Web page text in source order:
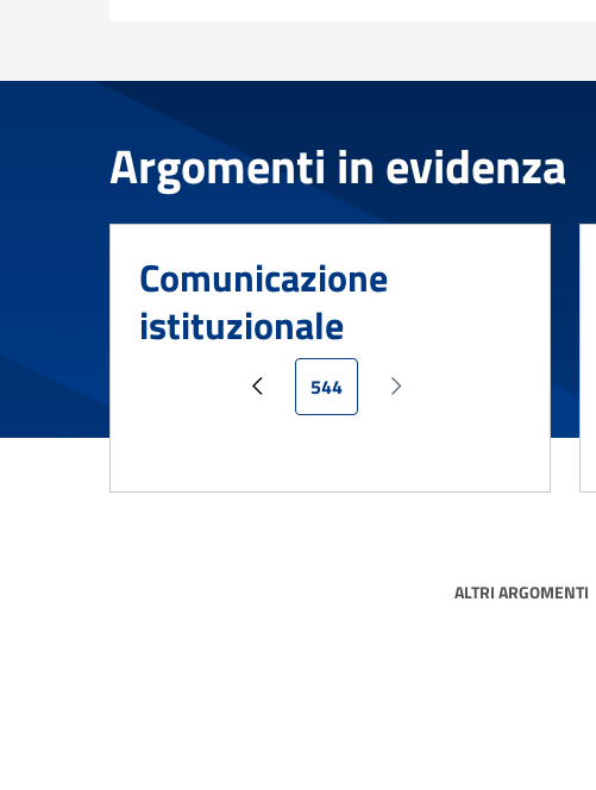
Argomenti in evidenza
Comunicazione
istituzionale
Pagina precedente
Pagina attuale
544
Pagina successiva
ALTRI ARGOMENTI